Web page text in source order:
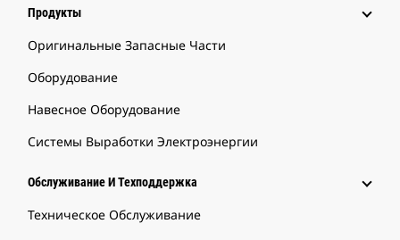
Продукты
Оригинальные Запасные Части
Оборудование
Навесное Оборудование
Системы Выработки Электроэнергии
Обслуживание И Техподдержка
Техническое Обслуживание